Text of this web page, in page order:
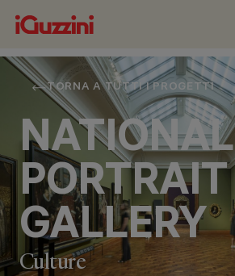
TORNA A TUTTI I PROGETTI
NATIONAL
PORTRAIT
GALLERY
Culture